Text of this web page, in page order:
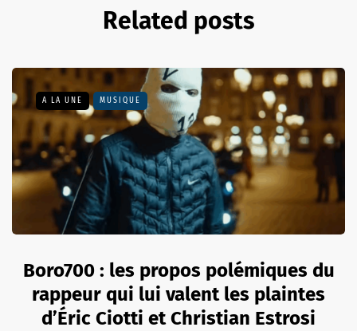
Related posts
A LA UNE MUSIQUE
Boro700 : les propos polémiques du
rappeur qui lui valent les plaintes
d’Éric Ciotti et Christian Estrosi